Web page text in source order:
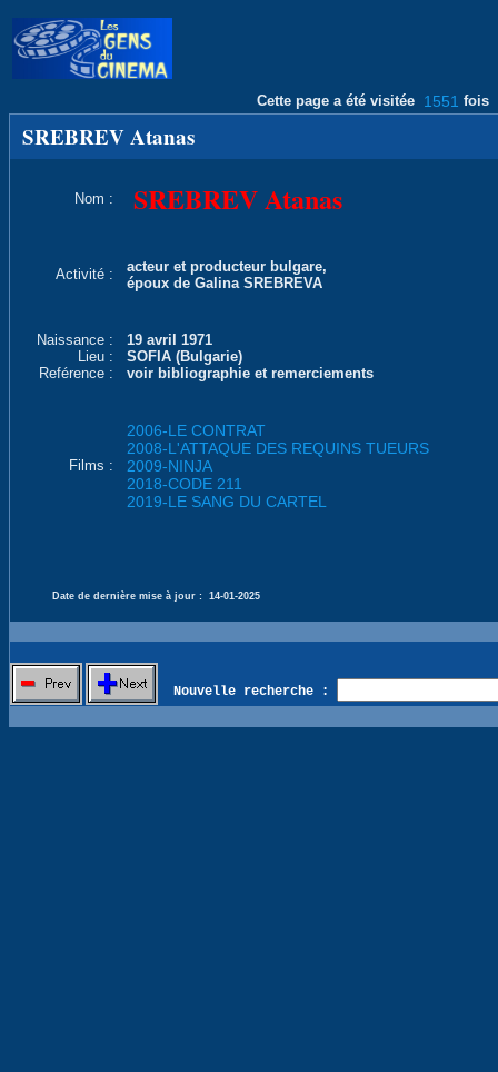
Cette page a été visitée 1551 fois
SREBREV Atanas
Nom : SREBREV Atanas
Activité :
acteur et producteur bulgare,
époux de Galina SREBREVA
Naissance :
19 avril 1971
Lieu :
SOFIA (Bulgarie)
Reférence :
voir bibliographie et remerciements
Films :
2006-LE CONTRAT
2008-L'ATTAQUE DES REQUINS TUEURS
2009-NINJA
2018-CODE 211
2019-LE SANG DU CARTEL
Date de dernière mise à jour : 14-01-2025
Nouvelle recherche :